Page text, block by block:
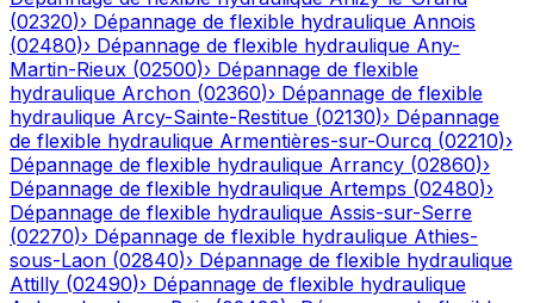
(02320)› Dépannage de flexible hydraulique Annois
(02480)› Dépannage de flexible hydraulique Any-
Martin-Rieux (02500)› Dépannage de flexible
hydraulique Archon (02360)› Dépannage de flexible
hydraulique Arcy-Sainte-Restitue (02130)› Dépannage
de flexible hydraulique Armentières-sur-Ourcq (02210)›
Dépannage de flexible hydraulique Arrancy (02860)›
Dépannage de flexible hydraulique Artemps (02480)›
Dépannage de flexible hydraulique Assis-sur-Serre
(02270)› Dépannage de flexible hydraulique Athies-
sous-Laon (02840)› Dépannage de flexible hydraulique
Attilly (02490)› Dépannage de flexible hydraulique